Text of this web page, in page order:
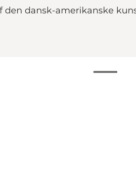
dansk-amerikanske